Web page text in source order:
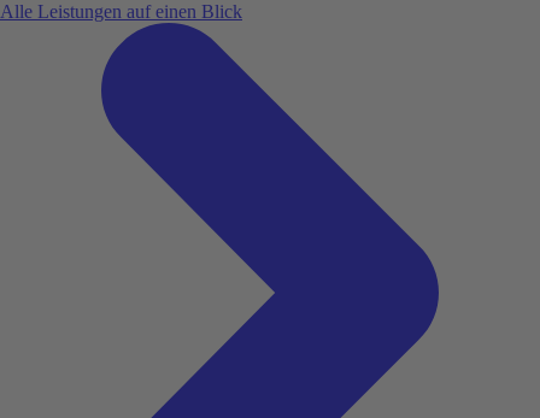
Alle Leistungen auf einen Blick